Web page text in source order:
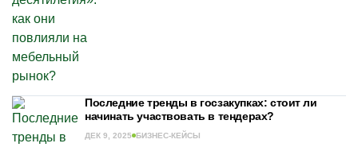
Последние тренды в госзакупках: стоит ли
начинать участвовать в тендерах?
ДЕК 9, 2025 БИЗНЕС-КЕЙСЫ